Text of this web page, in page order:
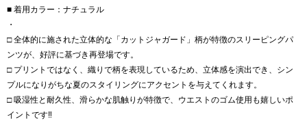
■ 着用カラー：ナチュラル
・
□ 全体的に施された立体的な「カットジャガード」柄が特徴のスリーピングパ
ンツが、好評に基づき再登場です。
□ プリントではなく、織りで柄を表現しているため、立体感を演出でき、シン
プルになりがちな夏のスタイリングにアクセントを与えてくれます。
□ 吸湿性と耐久性、滑らかな肌触りが特徴で、ウエストのゴム使用も嬉しいポ
イントです‼️